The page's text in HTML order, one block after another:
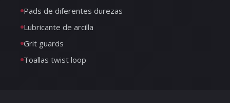
Pads de diferentes durezas
Lubricante de arcilla
Grit guards
Toallas twist loop